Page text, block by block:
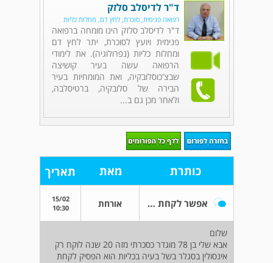
ד"ר לדיסלב סלזק
רפואה פנימית, סוכרת, לחץ דם, מחלות כליות
ד"ר לדיסלב סלזק הינו מומחה ברפואה
פנימית ויועץ לסוכרת, יתר לחץ דם
ומחלות כליות (נפרולוגיה). את לימודי
הרפואה עשה בעיר קושיצה
שבצ'כוסלובקיה, ואת המומחיות בעיר
הבירה של סלובקיה, ברטיסלבה,
ולאחר מכן גם ב...
כותרת מאת תאריך
אפשר לקחת ג'ארדיאנס דואו אורחת
15/02
10:30
שלום
אבא שלי בן 78 מוגדר כסכרתי מזה 20 שנה לוקח רק
אינסולין בסגלר בשל בעיה בכליות הוא הפסיק לקחת